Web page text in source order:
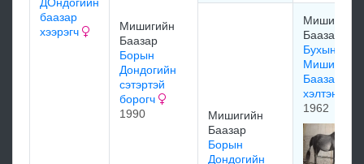
ДОндогийн
баазар
хээрэгч
Мишигийн
Баазар
Борын
Дондогийн
сэтэртэй
борогч
1990
Мишигийн
Баазар
Борын
Дондогийн
Мишигийн
Баазар
Бухын
Мишигийн
Баазарын
хэлтэн
1962